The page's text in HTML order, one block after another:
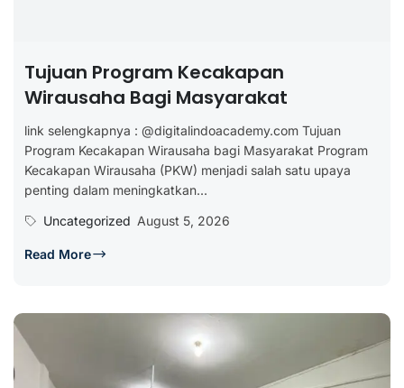
Tujuan Program Kecakapan
Wirausaha Bagi Masyarakat
link selengkapnya : @digitalindoacademy.com Tujuan
Program Kecakapan Wirausaha bagi Masyarakat Program
Kecakapan Wirausaha (PKW) menjadi salah satu upaya
penting dalam meningkatkan...
Uncategorized August 5, 2026
Read More